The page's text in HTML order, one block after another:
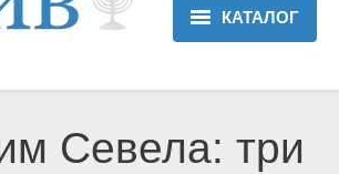
КАТАЛОГ
Севела: три